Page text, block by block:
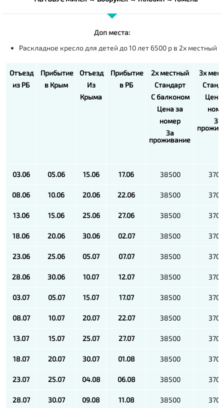
Доп места:
Раскладное кресло для детей до 10 лет 6500 р в 2х местный
Отъезд
из РБ
Прибытие
в Крым
Отъезд
Из
Крыма
Прибытие
в РБ
2х местный
Стандарт
С балконом
Цена за
номер
За
проживание
3х
Цена
За
03.06 05.06 15.06 17.06 38500
08.06 10.06 20.06 22.06 38500
13.06 15.06 25.06 27.06 38500
18.06 20.06 30.06 02.07 38500
23.06 25.06 05.07 07.07 38500
28.06 30.06 10.07 12.07 38500
03.07 05.07 15.07 17.07 38500
08.07 10.07 20.07 22.07 38500
13.07 15.07 25.07 27.07 38500
18.07 20.07 30.07 01.08 38500
23.07 25.07 04.08 06.08 38500
28.07 30.07 09.08 11.08 38500